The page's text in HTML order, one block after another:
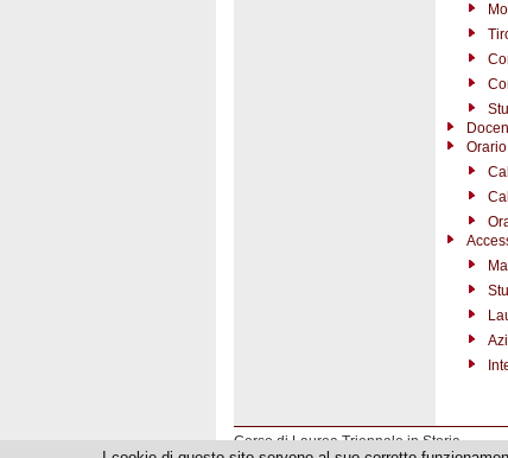
Corso di Laurea Triennale in Storia